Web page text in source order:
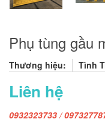
Phụ tùng gầu
Thương hiệu: Tình
Liên hệ
0932323733 /